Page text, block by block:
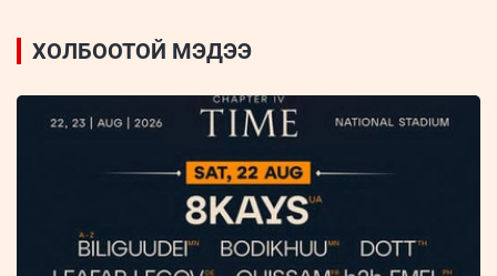
ХОЛБООТОЙ МЭДЭЭ